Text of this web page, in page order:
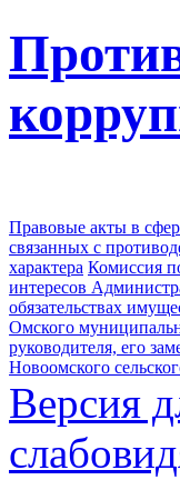
Правовые акты в
связанных с
характера Комиссия
интересов
обязательствах
Омского
руководителя, его
Новоомского
Версия